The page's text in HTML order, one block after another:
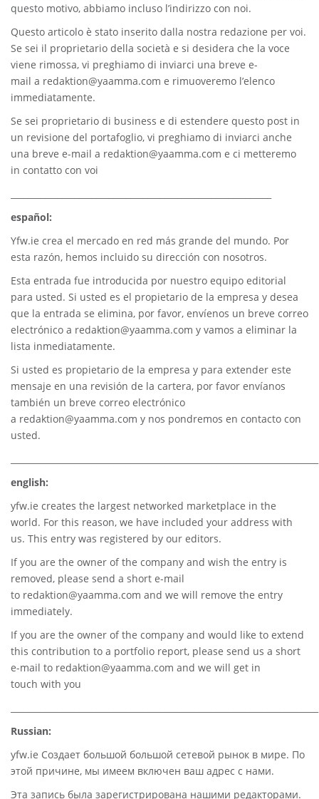
questo motivo, abbiamo incluso l’indirizzo con noi.
Questo articolo è stato inserito dalla nostra redazione per voi.
Se sei il proprietario della società e si desidera che la voce
viene rimossa, vi preghiamo di inviarci una breve e-
mail a redaktion@yaamma.com e rimuoveremo l’elenco
immediatamente.
Se sei proprietario di business e di estendere questo post in
un revisione del portafoglio, vi preghiamo di inviarci anche
una breve e-mail a redaktion@yaamma.com e ci metteremo
in contatto con voi
español:
Yfw.ie crea el mercado en red más grande del mundo. Por
esta razón, hemos incluido su dirección con nosotros.
Esta entrada fue introducida por nuestro equipo editorial
para usted. Si usted es el propietario de la empresa y desea
que la entrada se elimina, por favor, envíenos un breve correo
electrónico a redaktion@yaamma.com y vamos a eliminar la
lista inmediatamente.
Si usted es propietario de la empresa y para extender este
mensaje en una revisión de la cartera, por favor envíanos
también un breve correo electrónico
a redaktion@yaamma.com y nos pondremos en contacto con
usted.
english:
yfw.ie creates the largest networked marketplace in the
world. For this reason, we have included your address with
us. This entry was registered by our editors.
If you are the owner of the company and wish the entry is
removed, please send a short e-mail
to redaktion@yaamma.com and we will remove the entry
immediately.
If you are the owner of the company and would like to extend
this contribution to a portfolio report, please send us a short
e-mail to redaktion@yaamma.com and we will get in
touch with you
Russian:
yfw.ie Создает большой большой сетевой рынок в мире. По
этой причине, мы имеем включен ваш адрес с нами.
Эта запись была зарегистрирована нашими редакторами.